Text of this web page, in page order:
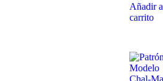
Añadir
carrito